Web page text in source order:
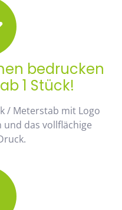
bedrucken
1 Stück!
/ Meterstab mit Logo
und das vollflächige